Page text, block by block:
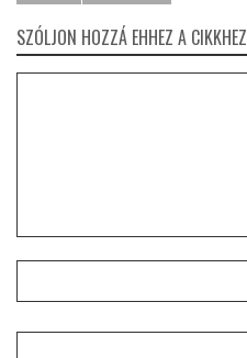
SZÓLJON HOZZÁ EHHEZ A CIKKHEZ